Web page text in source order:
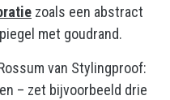
zoals een abstract
met goudrand.
van Stylingproof:
– zet bijvoorbeeld drie